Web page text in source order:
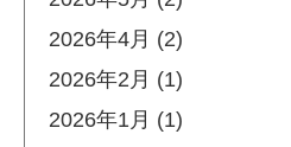
2026年4月 (2)
2026年2月 (1)
2026年1月 (1)